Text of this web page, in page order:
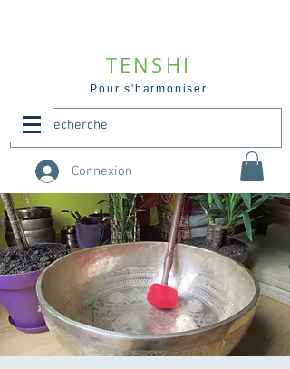
TENSHI
Pour s'harmoniser
Connexion